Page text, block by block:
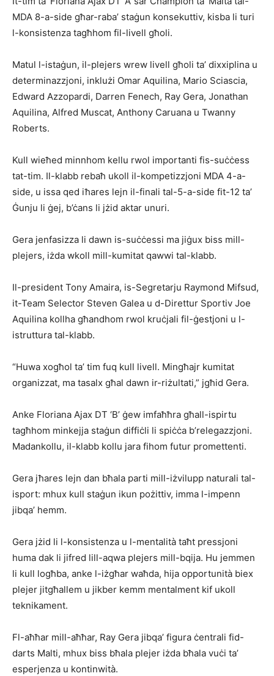
MDA 8-a-side għar-raba’ staġun konsekuttiv, kisba li turi
l-konsistenza tagħhom fil-livell għoli.
Matul l-istaġun, il-plejers wrew livell għoli ta’ dixxiplina u
determinazzjoni, inklużi Omar Aquilina, Mario Sciascia,
Edward Azzopardi, Darren Fenech, Ray Gera, Jonathan
Aquilina, Alfred Muscat, Anthony Caruana u Twanny
Roberts.
Kull wieħed minnhom kellu rwol importanti fis-suċċess
tat-tim. Il-klabb rebaħ ukoll il-kompetizzjoni MDA 4-a-
side, u issa qed iħares lejn il-finali tal-5-a-side fit-12 ta’
Ġunju li ġej, b’ċans li jżid aktar unuri.
Gera jenfasizza li dawn is-suċċessi ma jiġux biss mill-
plejers, iżda wkoll mill-kumitat qawwi tal-klabb.
Il-president Tony Amaira, is-Segretarju Raymond Mifsud,
it-Team Selector Steven Galea u d-Direttur Sportiv Joe
Aquilina kollha għandhom rwol kruċjali fil-ġestjoni u l-
istruttura tal-klabb.
“Huwa xogħol ta’ tim fuq kull livell. Mingħajr kumitat
organizzat, ma tasalx għal dawn ir-riżultati,” jgħid Gera.
Anke Floriana Ajax DT ‘B’ ġew imfaħħra għall-ispirtu
tagħhom minkejja staġun diffiċli li spiċċa b’relegazzjoni.
Madankollu, il-klabb kollu jara fihom futur promettenti.
Gera jħares lejn dan bħala parti mill-iżvilupp naturali tal-
isport: mhux kull staġun ikun pożittiv, imma l-impenn
jibqa’ hemm.
Gera jżid li l-konsistenza u l-mentalità taħt pressjoni
huma dak li jifred lill-aqwa plejers mill-bqija. Hu jemmen
li kull logħba, anke l-iżgħar waħda, hija opportunità biex
plejer jitgħallem u jikber kemm mentalment kif ukoll
teknikament.
Fl-aħħar mill-aħħar, Ray Gera jibqa’ figura ċentrali fid-
darts Malti, mhux biss bħala plejer iżda bħala vuċi ta’
esperjenza u kontinwità.